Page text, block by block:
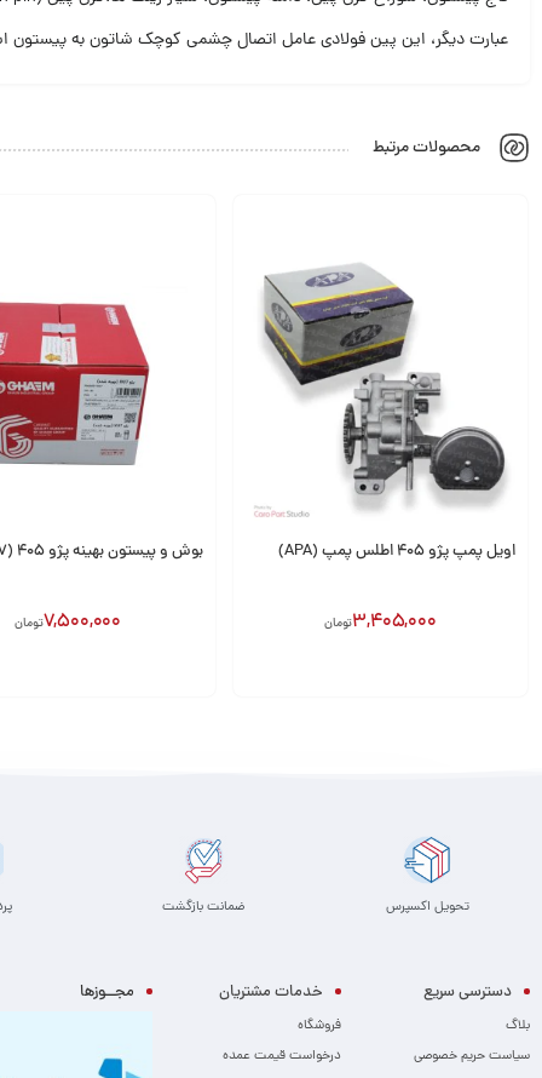
عبارت دیگر، این پین فولادی عامل اتصال چشمی کوچک شاتون به پیستون
محصولات مرتبط
اویل پمپ پژو 405 اطلس پمپ (APA)
3,405,000تومان
بوش و پیستون بهینه پژو 405 (XU7) قائم
7,500,000تومان
تحویل اکسپرس ضمانت بازگشت
دسترسی سریع
بلاگ
سیاست حریم خصوصی
خدمات مشتریان
فروشگاه
درخواست قیمت عمده
مجــوزها